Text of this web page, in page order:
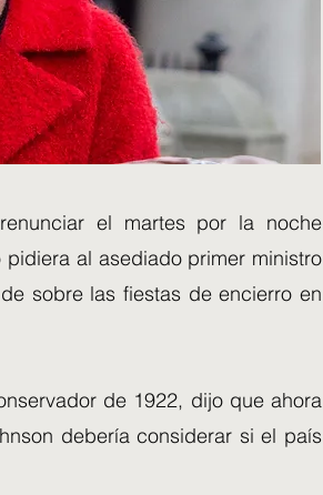
el martes por la noche
al asediado primer ministro
sobre las fiestas de encierro en
de 1922, dijo que ahora
debería considerar si el país